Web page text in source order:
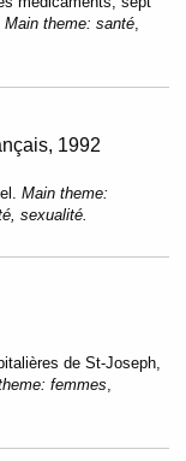
Main theme: santé,
1992
Main theme:
sexualité.
de St-Joseph,
femmes